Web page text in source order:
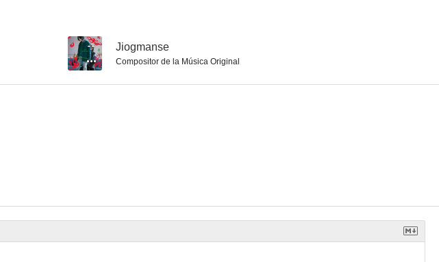
-- Jiogmanse
Compositor de la Música Original